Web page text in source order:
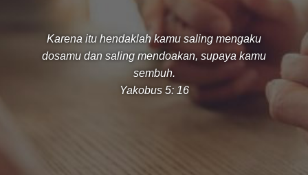
Karena itu hendaklah kamu saling mengaku
dosamu dan saling mendoakan, supaya kamu
sembuh.
Yakobus 5: 16